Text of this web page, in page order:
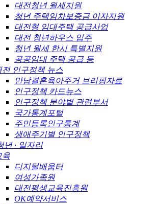
대전청년 월세지원
청년 주택임차보증금 이자지원
대전형 임대주택 공급사업
대전 청년하우스 입주
청년 월세 한시 특별지원
공공임대 주택 공급 등
전 인구정책 뉴스
만남결혼육아주거 브리핑자료
인구정책 카드뉴스
인구정책 분야별 관련부서
국가통계포털
주민등록인구통계
생애주기별 인구정책
년 · 일자리
육
디지털배움터
여성가족원
대전평생교육진흥원
OK예약서비스